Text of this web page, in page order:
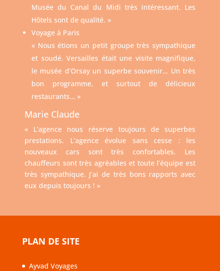
Musée du Canal du Midi très intéressant. Les
Hôtels sont de qualité. »
Voyage à Paris
« Nous étions un petit groupe très sympathique
et soudé. Versailles était une visite magnifique,
le musée d’Orsay un superbe souvenir… Un très
bon programme, et surtout de délicieux
restaurants… »
Marie Claude
« L’agence nous réserve toujours de superbes
prestations. L’agence évolue sans cesse : les
nouveaux cars sont très confortables. Les
chauffeurs sont très agréables et toute l’équipe est
très sympathique. J’ai de très bons rapports avec
eux depuis toujours ! »
PLAN DE SITE
Ayvad Voyages